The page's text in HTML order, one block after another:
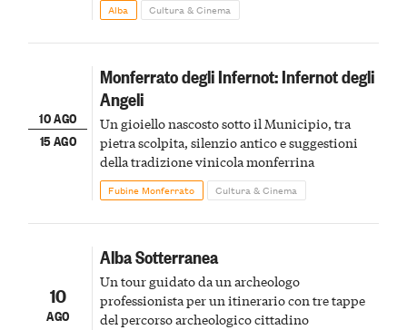
Alba Cultura & Cinema
10 AGO
15 AGO
Monferrato degli Infernot: Infernot degli
Angeli
Un gioiello nascosto sotto il Municipio, tra
pietra scolpita, silenzio antico e suggestioni
della tradizione vinicola monferrina
Fubine Monferrato Cultura & Cinema
10
AGO
Alba Sotterranea
Un tour guidato da un archeologo
professionista per un itinerario con tre tappe
del percorso archeologico cittadino